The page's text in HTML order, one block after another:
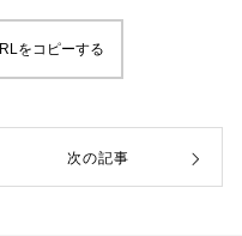
をコピーする
次の記事